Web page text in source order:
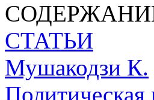
СТАТЬИ
Мушакодзи К.
Политическая